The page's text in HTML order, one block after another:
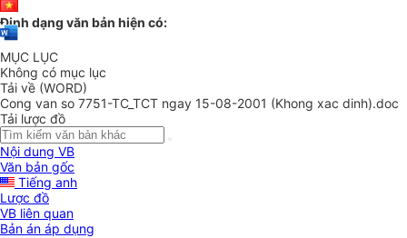
Định dạng văn bản hiện có:
MỤC LỤC
Không có mục lục
Tải về (WORD)
Cong van so 7751-TC_TCT ngay 15-08-2001 (Khong xac dinh).doc
Tải lược đồ
Nội dung VB
Văn bản gốc
Tiếng anh
Lược đồ
VB liên quan
Bản án áp dụng